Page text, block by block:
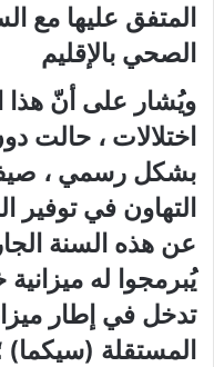
المتفق عليها مع
الصحي بالإقليم
ويُشار على أنّ
اختلالات ، حالت
بشكل رسمي ،
التهاون في توفير
يُبرمجوا له
تدخل في إطار
المستقلة